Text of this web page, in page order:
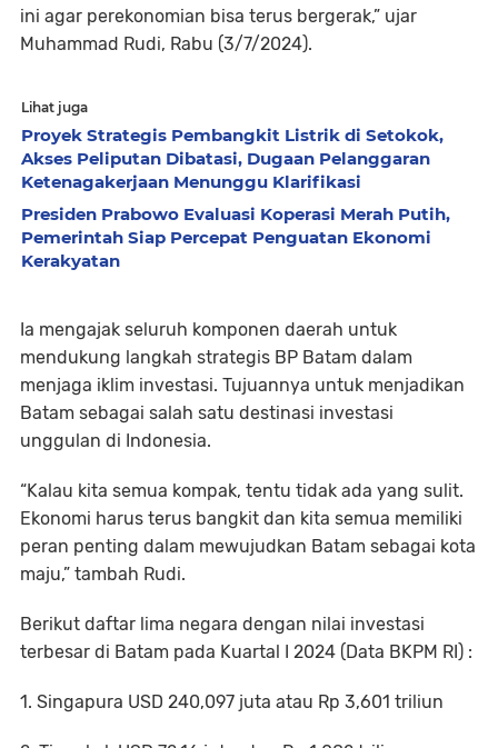
ini agar perekonomian bisa terus bergerak,” ujar
Muhammad Rudi, Rabu (3/7/2024).
Lihat juga
Proyek Strategis Pembangkit Listrik di Setokok,
Akses Peliputan Dibatasi, Dugaan Pelanggaran
Ketenagakerjaan Menunggu Klarifikasi
Presiden Prabowo Evaluasi Koperasi Merah Putih,
Pemerintah Siap Percepat Penguatan Ekonomi
Kerakyatan
Ia mengajak seluruh komponen daerah untuk
mendukung langkah strategis BP Batam dalam
menjaga iklim investasi. Tujuannya untuk menjadikan
Batam sebagai salah satu destinasi investasi
unggulan di Indonesia.
“Kalau kita semua kompak, tentu tidak ada yang sulit.
Ekonomi harus terus bangkit dan kita semua memiliki
peran penting dalam mewujudkan Batam sebagai kota
maju,” tambah Rudi.
Berikut daftar lima negara dengan nilai investasi
terbesar di Batam pada Kuartal I 2024 (Data BKPM RI) :
1. Singapura USD 240,097 juta atau Rp 3,601 triliun